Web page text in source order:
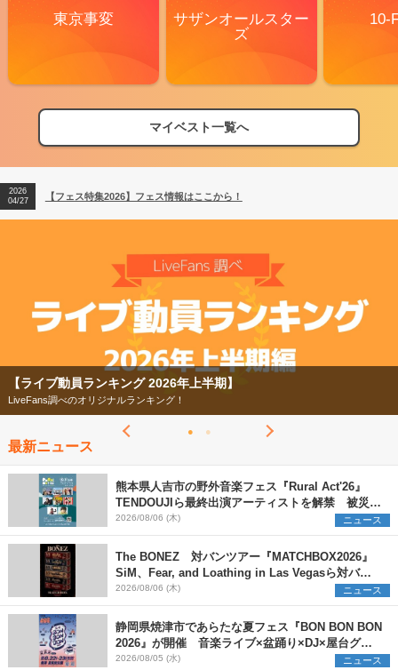
東京事変
サザンオールスター
ズ
10-
マイベスト一覧へ
【フェス特集2026】フェス情報はここから！
【ライブ動員ランキング】2026年上半期編発表！
2026
04/27
【フェス特集2026】フェス情報はここから！
2026
【フェス特集2026】
今年もフェスの季節がやってきた！
最新ニュース
熊本県人吉市の野外音楽フェス『Rural Act'26』
TENDOUJIら最終出演アーティストを解禁 被災地
支援プロジェクトの始動も発表
2026/08/06 (木) ニュース
The BONEZ 対バンツアー『MATCHBOX2026』
SiM、Fear, and Loathing in Las Vegasら対バン
アーティストを一斉解禁
2026/08/06 (木) ニュース
静岡県焼津市であらたな夏フェス『BON BON BON
2026』が開催 音楽ライブ×盆踊り×DJ×屋台グル
メ×ランタンナイトで彩る2日間
2026/08/05 (水) ニュース